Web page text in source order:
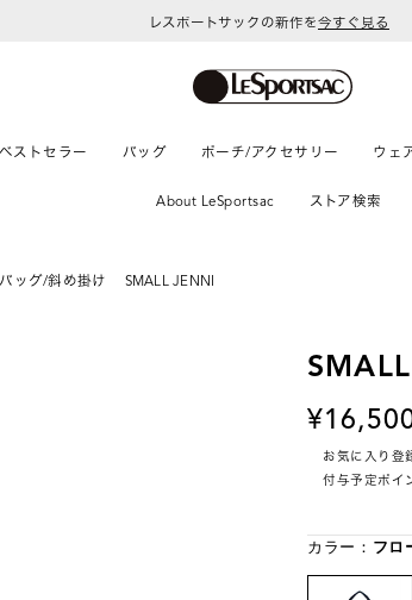
レスポートサックの新作を今すぐ見る
ベストセラー バッグ ポーチ/アクセサリー ウェ
About LeSportsac ストア検索
ッグ/斜め掛け SMALL JENNI
お気に入り登
付与予定ポイ
カラー： フロ